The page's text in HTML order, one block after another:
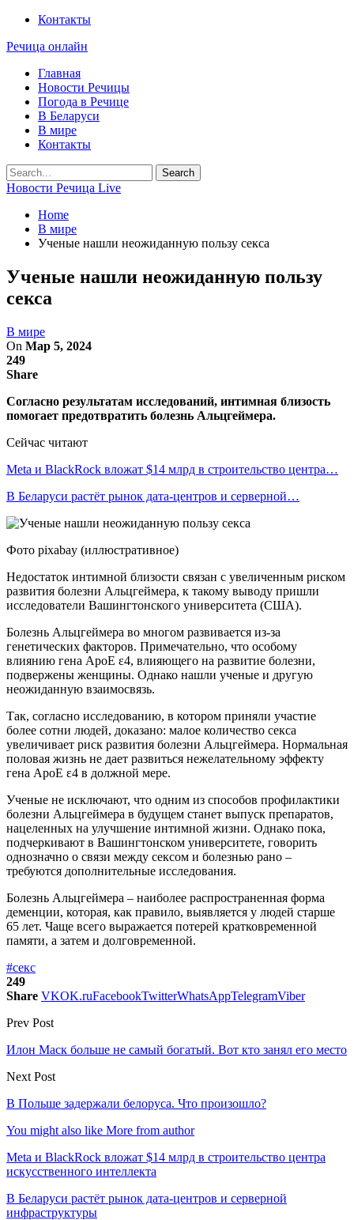
Контакты
Речица онлайн
Главная
Новости Речицы
Погода в Речице
В Беларуси
В мире
Контакты
Новости Речица Live
Home
В мире
Ученые нашли неожиданную пользу секса
Ученые нашли неожиданную пользу
секса
В мире
On Мар 5, 2024
249
Share
Согласно результатам исследований, интимная близость
помогает предотвратить болезнь Альцгеймера.
Сейчас читают
Meta и BlackRock вложат $14 млрд в строительство центра…
В Беларуси растёт рынок дата-центров и серверной…
Фото pixabay (иллюстративное)
Недостаток интимной близости связан с увеличенным риском
развития болезни Альцгеймера, к такому выводу пришли
исследователи Вашингтонского университета (США).
Болезнь Альцгеймера во многом развивается из-за
генетических факторов. Примечательно, что особому
влиянию гена ApoE ε4, влияющего на развитие болезни,
подвержены женщины. Однако нашли ученые и другую
неожиданную взаимосвязь.
Так, согласно исследованию, в котором приняли участие
более сотни людей, доказано: малое количество секса
увеличивает риск развития болезни Альцгеймера. Нормальная
половая жизнь не дает развиться нежелательному эффекту
гена ApoE ε4 в должной мере.
Ученые не исключают, что одним из способов профилактики
болезни Альцгеймера в будущем станет выпуск препаратов,
нацеленных на улучшение интимной жизни. Однако пока,
подчеркивают в Вашингтонском университете, говорить
однозначно о связи между сексом и болезнью рано –
требуются дополнительные исследования.
Болезнь Альцгеймера – наиболее распространенная форма
деменции, которая, как правило, выявляется у людей старше
65 лет. Чаще всего выражается потерей кратковременной
памяти, а затем и долговременной.
#секс
249
Share VKOK.ruFacebookTwitterWhatsAppTelegramViber
Prev Post
Илон Маск больше не самый богатый. Вот кто занял его место
Next Post
В Польше задержали белоруса. Что произошло?
You might also like More from author
Meta и BlackRock вложат $14 млрд в строительство центра
искусственного интеллекта
В Беларуси растёт рынок дата-центров и серверной
инфраструктуры